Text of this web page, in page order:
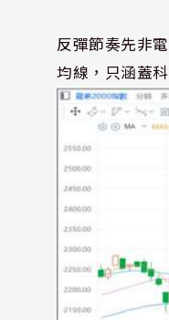
反彈節奏先非
均線，只涵蓋